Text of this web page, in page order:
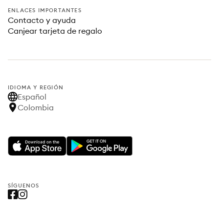
ENLACES IMPORTANTES
Contacto y ayuda
Canjear tarjeta de regalo
IDIOMA Y REGIÓN
Español
Colombia
SÍGUENOS